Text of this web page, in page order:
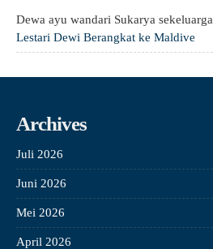
Dewa ayu wandari Sukarya sekeluarga
Lestari Dewi Berangkat ke Maldive
Archives
Juli 2026
Juni 2026
Mei 2026
April 2026